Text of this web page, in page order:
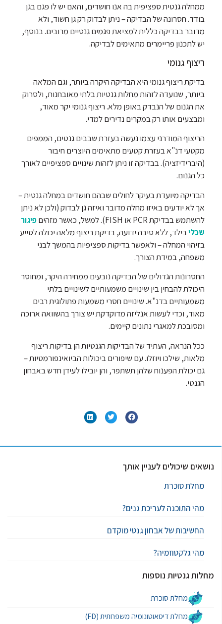
ממחלה גנטית ספציפית בה אנו חושדים, והאם יש לו פגם בגן
בודד. חסרונה של הבדיקה – ניתן לבדוק רק גן חשוד, ולא
מדובר בבדיקה כללית למציאת פגמים גנטיים מרובים. בנוסף,
יש לתכנון פריימרים מתאימים לבדיקה.
ריצוף גנומי
בדיקת ריצוף גנומי היא הבדיקה היקרה ביותר, וגם המלאה
ביותר, שנועדה לזהות מחלות גנטיות בלתי מאובחנות, ולסרוק
את הגנום של הנבדק באופן מלא. ריצוף גנומי יקר מאוד,
ומבצעים אותו רק במקרים נדירים למדי.
הריצוף המודרני עצמו נעשה בעזרת שבבים גנטים, הממפים
מקטעי דנ"א בעזרת קטעים מתאימים היוצרים חיבור
(היברידיזציה). בבדיקה זו ניתן לזהות שינויים ספציפיים לאורך
כל הגנום.
הבדיקה מיועדת בעיקר לחולים שבהם חושדים במחלה גנטית –
אך לא יודעים באיזו מחלה מדובר ואיזה גן לבדוק (ולכן לא ניתן
להשתמש בבדיקת PCR או FISH). למשל, כאשר מזהים
פיגור
שכליבילד, ללא סיבה ידועה, בדיקת ריצוף מלאה יכולה לסייע
בזיהוי המחלה – ולאפשר בדיקות ספציפיות בהמשך לבני
משפחה, במידת הצורך.
החסרונות הגדולים של הבדיקה נובעים ממחירה היקר, ומחוסר
היכולת להבחין בין שינויים משמעותיים לשינויים בלתי
משמעותיים בדנ"א. שינויים חסרי משמעות פתולוגית רבים
מאוד, וכדי לעשות אנליזה מדוקדקת יש צורך בהשוואה ארוכה
ומסובכת למאגרי נתונים קיימים.
ככל הנראה, העתיד של הבדיקות הגנטיות הן בדיקות ריצוף
מלאות, שילכו ויוזלו. עם שיפורים ביכולות הביואינפורמטיות –
גם יכולת הפענוח שלהן תשתפר, והן יובילו לעידן חדש באבחון
הגנטי.
נושאים שיכולים לעניין אותך
מחלת סוכרת
מהי התוכנה לעריכת גנים?
החשיבות של אבחון גנטי מוקדם
מהי גלקטוזמיה?
מחלות גנטיות נוספות
מחלת סוכרת
מחלת דיסאוטונומיה משפחתית (FD)